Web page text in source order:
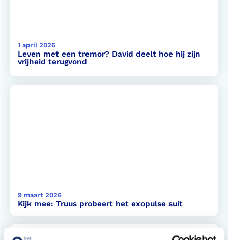
1 april 2026
Leven met een tremor? David deelt hoe hij zijn
vrijheid terugvond
9 maart 2026
Kijk mee: Truus probeert het exopulse suit